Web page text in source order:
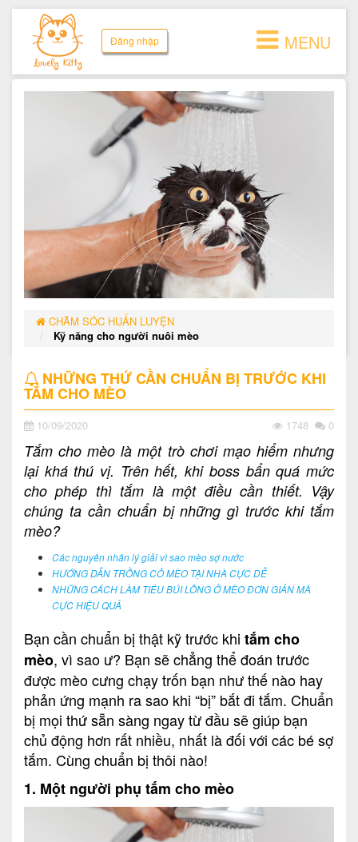
Đăng nhập
CHĂM SÓC HUẤN LUYỆN
Kỹ năng cho người nuôi mèo
NHỮNG THỨ CẦN CHUẨN BỊ TRƯỚC KHI
TẮM CHO MÈO
10/09/2020 1748 0
Tắm cho mèo là một trò chơi mạo hiểm nhưng
lại khá thú vị. Trên hết, khi boss bẩn quá mức
cho phép thì tắm là một điều cần thiết. Vậy
chúng ta cần chuẩn bị những gì trước khi tắm
mèo?
Các nguyên nhân lý giải vì sao mèo sợ nước
HƯỚNG DẪN TRỒNG CỎ MÈO TẠI NHÀ CỰC DỄ
NHỮNG CÁCH LÀM TIÊU BÚI LÔNG Ở MÈO ĐƠN GIẢN MÀ
CỰC HIỆU QUẢ
Bạn cần chuẩn bị thật kỹ trước khi tắm cho
mèo, vì sao ư? Bạn sẽ chẳng thể đoán trước
được mèo cưng chạy trốn bạn như thế nào hay
phản ứng mạnh ra sao khi “bị” bắt đi tắm. Chuẩn
bị mọi thứ sẵn sàng ngay từ đầu sẽ giúp bạn
chủ động hơn rất nhiều, nhất là đối với các bé sợ
tắm. Cùng chuẩn bị thôi nào!
1. Một người phụ tắm cho mèo
MENU